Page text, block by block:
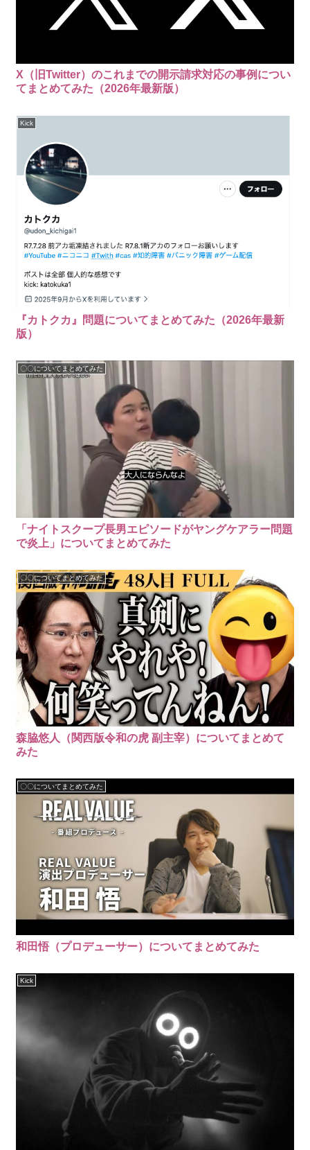
X（旧Twitter）のこれまでの開示請求対応の事例につい
てまとめてみた（2026年最新版）
Kick
『カトクカ』問題についてまとめてみた（2026年最新
版）
〇〇についてまとめてみた
「ナイトスクープ長男エピソードがヤングケアラー問題
で炎上」についてまとめてみた
〇〇についてまとめてみた
森脇悠人（関西版令和の虎 副主宰）についてまとめて
みた
〇〇についてまとめてみた
和田悟（プロデューサー）についてまとめてみた
Kick